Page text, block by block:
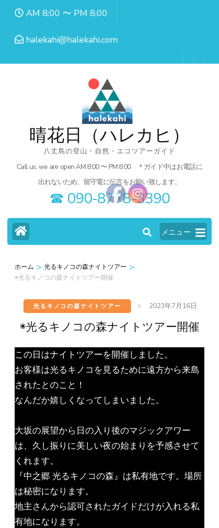
ツ
AM 8:00 〜 PM 8:00
halekahi@halekahi.com
晴花日（ハレカヒ）
八丈島の登山・自然・エコツアーガイド
Call us, we are open AM 8:00 〜 PM 8:00 ＊ガイド中はお電話に
出れないため、留守電に伝言をお願い致します。
☎︎ 090-8778-3390
メニュー
ホーム > 光るキノコの森ナイトツアー >
◉光るキノコの森ナイトツアー開催
光るキノコの森ナイトツアー 2023年7月16日
◉光るキノコの森ナイトツアー開催
この日はナイトツアーを開催しました。
お客様は光るキノコを見るために遠方から来島
されたとのこと！
なんだか嬉しくなってしまいました。
大坂の展望から日の入り後のマジックアワー
は、久し振りに美しい夜の始まりを予感させて
くれます。
『中之郷 光るキノコの森』は私有地です。場所
は秘密になります。
地主さんから認可されたガイドだけが入れる私
有地になります。